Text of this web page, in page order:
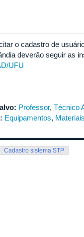
o cadastro de
deverão seguir as
UFU
Professor, Técnico
Equipamentos, Materiais
Cadastro sistema STP